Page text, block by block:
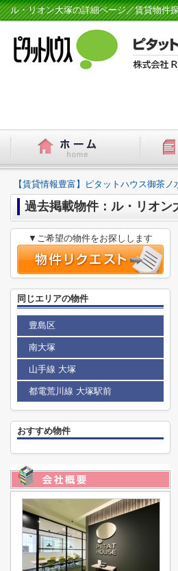
ル・リオン大塚の詳細ページ／賃貸物件
【賃貸情報豊富】ピタットハウス御茶ノ
過去掲載物件：ル・リオン
▼ご希望の物件をお探しします
同じエリアの物件
豊島区
南大塚
山手線 大塚
都電荒川線 大塚駅前
おすすめ物件